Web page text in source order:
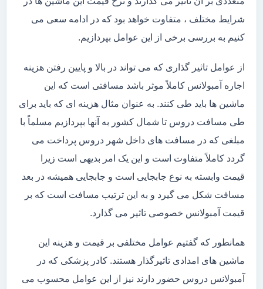
شرایط مختلف ، متفاوت خواهد بود که در ادامه سعی می
کنیم به بررسی برخی از این عوامل بپردازیم.
از عوامل تاثیر گذاری که می تواند در بالا و پایین رفتن هزینه
اجاره آمبولانس کاملاً موثر باشد مسافتی است که این
ماشین ها باید طی کنند. به عنوان مثال هزینه ای که باید برای
طی مسافت دروس تا شمال کشور به آنها بپردازیم مسلماً با
مبلغی که در مسافت های داخل شهر دروس پرداخت می
گردد کاملاً متفاوت است و این یک امر بدیهی است زیرا
قیمت وابسته به نوع جابجایی است و جابجایی همیشه در بعد
مسافت شکل می گیرد و به این ترتیب مسافت است که بر
قیمت آمبولانس خصوصی تاثیر می گذارد.
همانطور که گفتیم عوامل مختلفی بر قیمت و هزینه این
ماشین های امدادی تاثیرگذار هستند. کادر پزشکی که در
آمبولانس دروس حضور دارند نیز از این عوامل محسوب می